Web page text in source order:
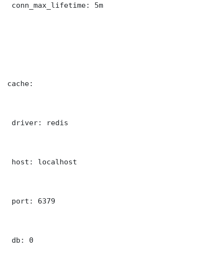
conn_max_lifetime: 5m
cache:
driver: redis
host: localhost
port: 6379
db: 0